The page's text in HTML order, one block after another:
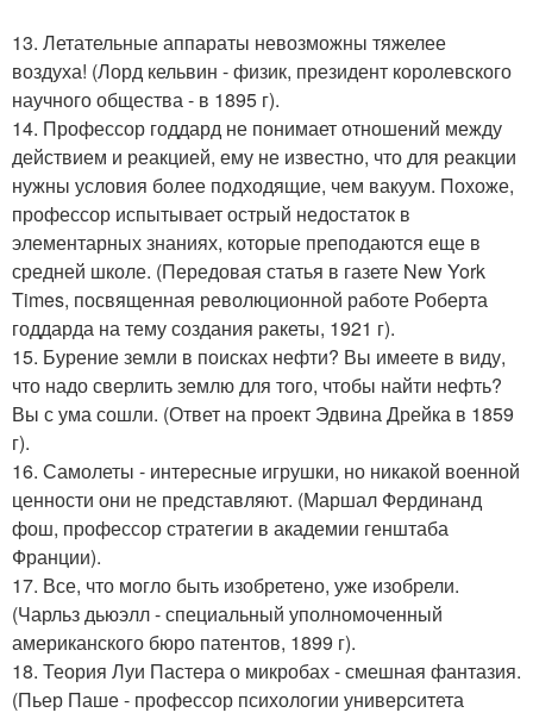
13. Летательные аппараты невозможны тяжелее
воздуха! (Лорд кельвин - физик, президент королевского
научного общества - в 1895 г).
14. Профессор годдард не понимает отношений между
действием и реакцией, ему не известно, что для реакции
нужны условия более подходящие, чем вакуум. Похоже,
профессор испытывает острый недостаток в
элементарных знаниях, которые преподаются еще в
средней школе. (Передовая статья в газете New York
Times, посвященная революционной работе Роберта
годдарда на тему создания ракеты, 1921 г).
15. Бурение земли в поисках нефти? Вы имеете в виду,
что надо сверлить землю для того, чтобы найти нефть?
Вы с ума сошли. (Ответ на проект Эдвина Дрейка в 1859
г).
16. Самолеты - интересные игрушки, но никакой военной
ценности они не представляют. (Маршал Фердинанд
фош, профессор стратегии в академии генштаба
Франции).
17. Все, что могло быть изобретено, уже изобрели.
(Чарльз дьюэлл - специальный уполномоченный
американского бюро патентов, 1899 г).
18. Теория Луи Пастера о микробах - смешная фантазия.
(Пьер Паше - профессор психологии университета